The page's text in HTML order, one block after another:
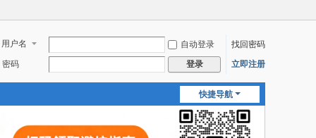
用户名 自动登录
找回密码
密码
登录 立即注册
快捷导航